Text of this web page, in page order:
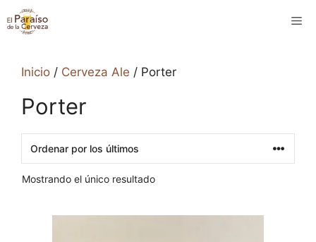
Saltar
al
Inicio / Cerveza Ale / Porter
Porter
Mostrando el único resultado